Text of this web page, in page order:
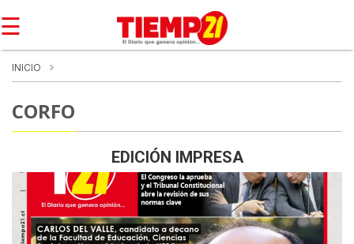
☰
INICIO
CORFO
EDICIÓN IMPRESA